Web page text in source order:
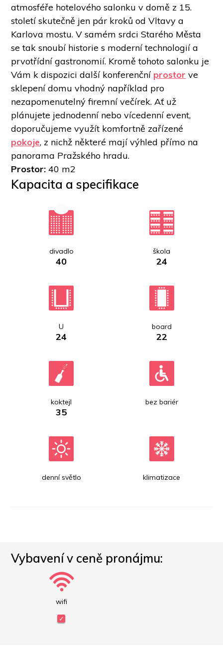
atmosféře hotelového salonku v domě z 15.
století skutečně jen pár kroků od Vltavy a
Karlova mostu. V samém srdci Starého Města
se tak snoubí historie s moderní technologií a
prvotřídní gastronomií. Kromě tohoto salonku je
Vám k dispozici další konferenční prostor ve
sklepení domu vhodný například pro
nezapomenutelný firemní večírek. Ať už
plánujete jednodenní nebo vícedenní event,
pokoje, z nichž některé mají výhled přímo na
panorama Pražského hradu.
Prostor: 40 m2
Kapacita a specifikace
divadlo
40
škola
24
U
24
board
22
koktejl
35
bez bariér
denní světlo klimatizace
Vybavení v ceně pronájmu:
wifi